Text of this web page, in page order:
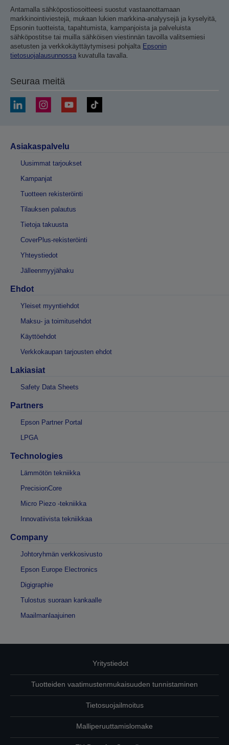
Antamalla sähköpostiosoitteesi suostut vastaanottamaan
markkinointiviestejä, mukaan lukien markkina-analyysejä ja kyselyitä,
Epsonin tuotteista, tapahtumista, kampanjoista ja palveluista
sähköpostitse tai muilla sähköisen viestinnän tavoilla valitsemiesi
asetusten ja verkkokäyttäytymisesi pohjalta Epsonin
tietosuojalausunnossa kuvatulla tavalla.
Seuraa meitä
Asiakaspalvelu
Uusimmat tarjoukset
Kampanjat
Tuotteen rekisteröinti
Tilauksen palautus
Tietoja takuusta
CoverPlus-rekisteröinti
Yhteystiedot
Jälleenmyyjähaku
Ehdot
Yleiset myyntiehdot
Maksu- ja toimitusehdot
Käyttöehdot
Verkkokaupan tarjousten ehdot
Lakiasiat
Safety Data Sheets
Partners
Epson Partner Portal
LPGA
Technologies
Lämmötön tekniikka
PrecisionCore
Micro Piezo -tekniikka
Innovatiivista tekniikkaa
Company
Johtoryhmän verkkosivusto
Epson Europe Electronics
Digigraphie
Tulostus suoraan kankaalle
Maailmanlaajuinen
Yritystiedot
Tuotteiden vaatimustenmukaisuuden tunnistaminen
Tietosuojailmoitus
Malliperuuttamislomake